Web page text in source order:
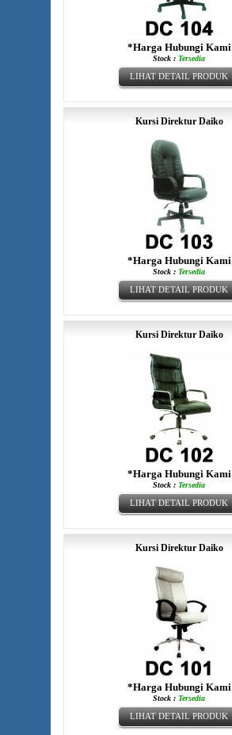
*Harga Hubungi Kami
Stock : Tersedia
LIHAT DETAIL PRODUK
Kursi Direktur Daiko
*Harga Hubungi Kami
Stock : Tersedia
LIHAT DETAIL PRODUK
Kursi Direktur Daiko
*Harga Hubungi Kami
Stock : Tersedia
LIHAT DETAIL PRODUK
Kursi Direktur Daiko
*Harga Hubungi Kami
Stock : Tersedia
LIHAT DETAIL PRODUK